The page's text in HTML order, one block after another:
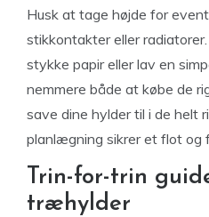
Husk at tage højde for
stikkontakter eller
stykke papir eller lav en
nemmere både at købe de
save dine hylder til i de helt
planlægning sikrer et flot og
Trin-for-trin
træhylder